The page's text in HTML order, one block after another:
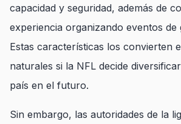
capacidad y seguridad, además de
experiencia organizando eventos de
Estas características los convierten
naturales si la NFL decide
país en el futuro.
Sin embargo, las autoridades de la